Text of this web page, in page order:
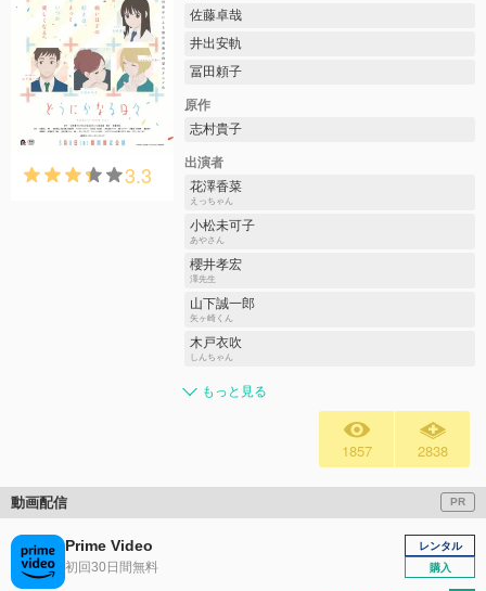
3.3
佐藤卓哉
井出安軌
冨田頼子
原作
志村貴子
出演者
花澤香菜
えっちゃん
小松未可子
あやさん
櫻井孝宏
澤先生
山下誠一郎
矢ヶ崎くん
木戸衣吹
しんちゃん
もっと見る
1857 2838
動画配信 PR
Prime Video
初回30日間無料
レンタル
購入